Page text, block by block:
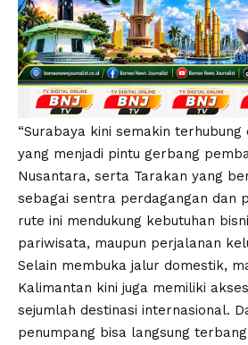
“Surabaya kini semakin
yang menjadi pintu gerbang
Nusantara, serta Tarakan yang
sebagai sentra perdagangan dan
rute ini mendukung kebutuhan
pariwisata, maupun perjalanan
Selain membuka jalur domestik,
Kalimantan kini juga memiliki
sejumlah destinasi internasional.
penumpang bisa langsung